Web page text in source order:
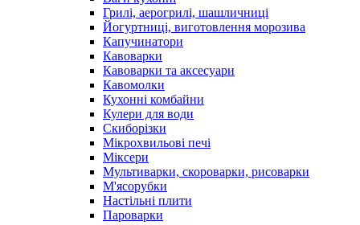
Грилі, аерогрилі, шашличниці
Йогуртниці, виготовлення морозива
Капучинатори
Кавоварки
Кавоварки та аксесуари
Кавомолки
Кухонні комбайни
Кулери для води
Скиборізки
Мікрохвильові печі
Міксери
Мультиварки, скороварки, рисоварки
М'ясорубки
Настільні плити
Пароварки